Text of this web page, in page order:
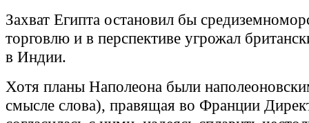
Захват Египта остановил бы
торговлю и в перспективе угрожал
в Индии.
Хотя планы Наполеона были
смысле слова), правящая во Франции